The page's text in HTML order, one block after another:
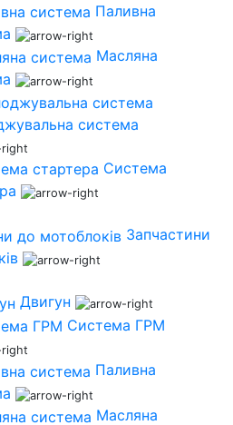
Паливна
Масляна
система
Система
Запчастини
Двигун
Система ГРМ
Паливна
Масляна